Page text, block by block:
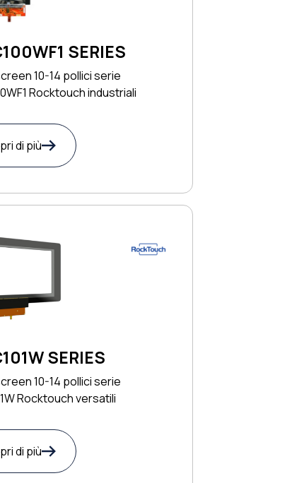
SERIES
10-14 pollici serie
Rocktouch industriali
di più
SERIES
10-14 pollici serie
Rocktouch versatili
di più